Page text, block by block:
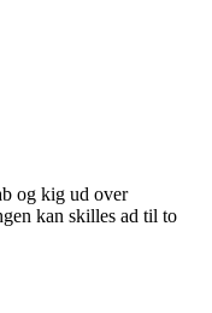
og kig ud over
kan skilles ad til to